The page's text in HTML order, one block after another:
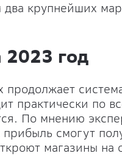
крупнейших
2023 год
практически по
По мнению
смогут
магазины на